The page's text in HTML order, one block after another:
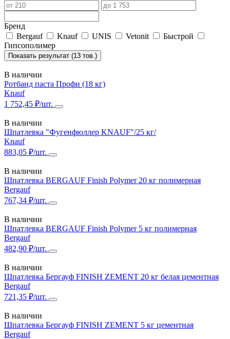
Бренд
Bergauf
Knauf UNIS Vetonit
Быстрой
Гипсополимер
Показать результат (13 тов.)
В наличии
Ротбанд паста Профи (18 кг)
Knauf
1 752,45 ₽/шт.
В наличии
Шпатлевка "Фугенфюллер KNAUF"/25 кг/
Knauf
883,05 ₽/шт.
В наличии
Шпатлевка BERGAUF Finish Polymer 20 кг полимерная
Bergauf
767,34 ₽/шт.
В наличии
Шпатлевка BERGAUF Finish Polymer 5 кг полимерная
Bergauf
482,90 ₽/шт.
В наличии
Шпатлевка Бергауф FINISH ZEMENT 20 кг белая цементная
Bergauf
721,35 ₽/шт.
В наличии
Шпатлевка Бергауф FINISH ZEMENT 5 кг цементная
Bergauf